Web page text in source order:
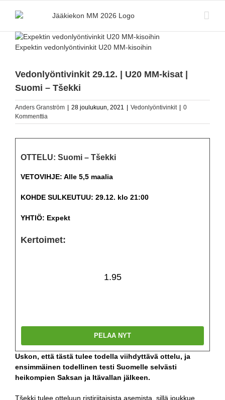
Katso
kuvaa
Expektin vedonlyöntivinkit U20 MM-kisoihin
Vedonlyöntivinkit 29.12. | U20 MM-kisat |
Suomi – Tšekki
Anders Granström 28 joulukuun, 2021 Vedonlyöntivinkit
0
Kommenttia
OTTELU: Suomi – Tšekki
VETOVIHJE: Alle 5,5 maalia
KOHDE SULKEUTUU: 29.12. klo 21:00
YHTIÖ: Expekt
Kertoimet:
1.95
PELAA NYT
Uskon, että tästä tulee todella viihdyttävä ottelu, ja
ensimmäinen todellinen testi Suomelle selvästi
heikompien Saksan ja Itävallan jälkeen.
Tšekki tulee otteluun ristiriitaisista asemista, sillä joukkue